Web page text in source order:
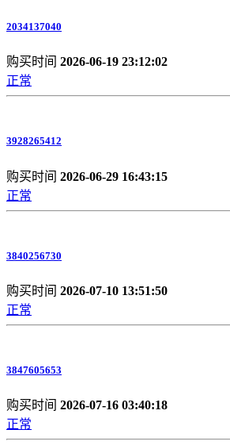
2034137040
购买时间 2026-06-19 23:12:02
正常
3928265412
购买时间 2026-06-29 16:43:15
正常
3840256730
购买时间 2026-07-10 13:51:50
正常
3847605653
购买时间 2026-07-16 03:40:18
正常